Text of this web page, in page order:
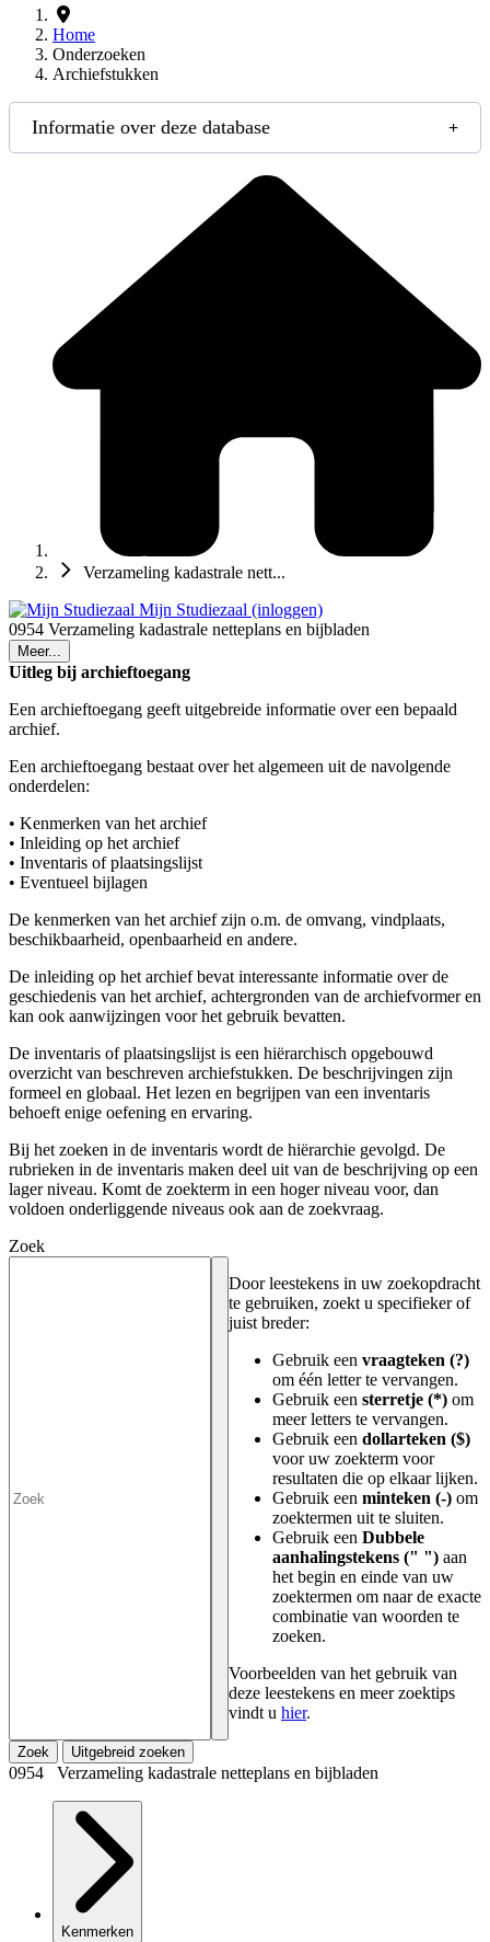
Home
Onderzoeken
Archiefstukken
Informatie over deze database
Verzameling kadastrale nett...
Mijn Studiezaal (inloggen)
0954 Verzameling kadastrale netteplans en bijbladen
Meer...
Uitleg bij archieftoegang
Een archieftoegang geeft uitgebreide informatie over een bepaald
archief.
Een archieftoegang bestaat over het algemeen uit de navolgende
onderdelen:
• Kenmerken van het archief
• Inleiding op het archief
• Inventaris of plaatsingslijst
• Eventueel bijlagen
De kenmerken van het archief zijn o.m. de omvang, vindplaats,
beschikbaarheid, openbaarheid en andere.
De inleiding op het archief bevat interessante informatie over de
geschiedenis van het archief, achtergronden van de archiefvormer en
kan ook aanwijzingen voor het gebruik bevatten.
De inventaris of plaatsingslijst is een hiërarchisch opgebouwd
overzicht van beschreven archiefstukken. De beschrijvingen zijn
formeel en globaal. Het lezen en begrijpen van een inventaris
behoeft enige oefening en ervaring.
Bij het zoeken in de inventaris wordt de hiërarchie gevolgd. De
rubrieken in de inventaris maken deel uit van de beschrijving op een
lager niveau. Komt de zoekterm in een hoger niveau voor, dan
voldoen onderliggende niveaus ook aan de zoekvraag.
Zoek
Door leestekens in uw zoekopdracht
te gebruiken, zoekt u specifieker of
juist breder:
Gebruik een vraagteken (?)
om één letter te vervangen.
Gebruik een sterretje (*) om
meer letters te vervangen.
Gebruik een dollarteken ($)
voor uw zoekterm voor
resultaten die op elkaar lijken.
Gebruik een minteken (-) om
zoektermen uit te sluiten.
Gebruik een Dubbele
aanhalingstekens (" ") aan
het begin en einde van uw
zoektermen om naar de exacte
combinatie van woorden te
zoeken.
Voorbeelden van het gebruik van
deze leestekens en meer zoektips
vindt u hier.
Zoek Uitgebreid zoeken
0954 Verzameling kadastrale netteplans en bijbladen
Kenmerken